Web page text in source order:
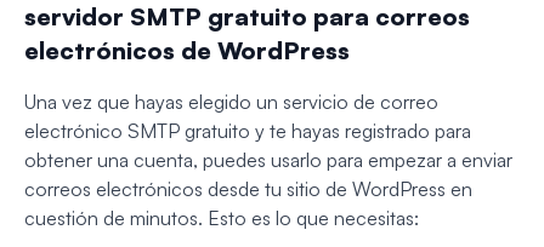
servidor SMTP gratuito para correos
electrónicos de WordPress
Una vez que hayas elegido un servicio de correo
electrónico SMTP gratuito y te hayas registrado para
obtener una cuenta, puedes usarlo para empezar a enviar
correos electrónicos desde tu sitio de WordPress en
cuestión de minutos. Esto es lo que necesitas: